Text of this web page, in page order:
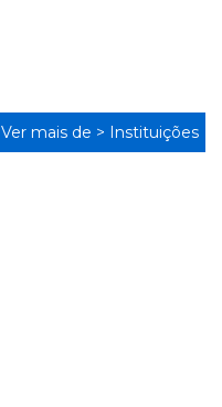
Ver mais de > Instituições